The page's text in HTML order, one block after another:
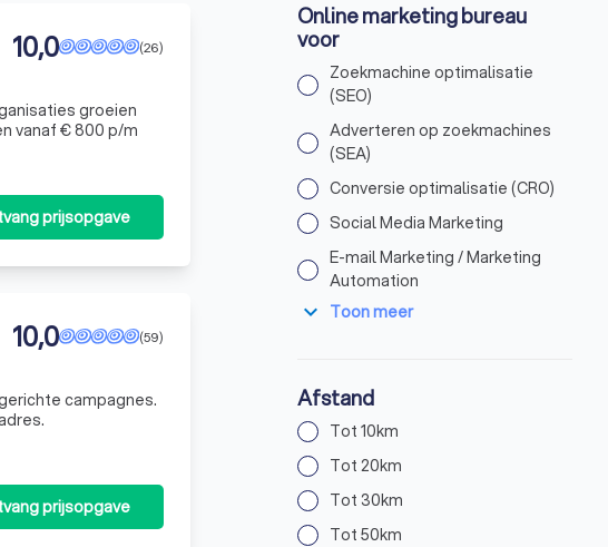
(26)
10,0
groeien
vanaf € 800 p/m
prijsopgave
(59)
10,0
campagnes.
prijsopgave
Online marketing bureau
voor
Zoekmachine optimalisatie
(SEO)
Adverteren op zoekmachines
(SEA)
Conversie optimalisatie (CRO)
Social Media Marketing
E-mail Marketing / Marketing
Automation
expand_more Toon meer
Afstand
Tot 10km
Tot 20km
Tot 30km
Tot 50km